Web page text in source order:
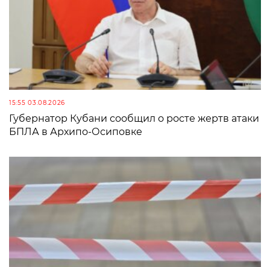
15:55 03.08.2026
Губернатор Кубани сообщил о росте жертв атаки
БПЛА в Архипо-Осиповке